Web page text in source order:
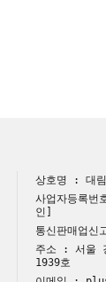
상호명 : 대림
사업자등록
인]
통신판매업
주소 : 서울
1939호